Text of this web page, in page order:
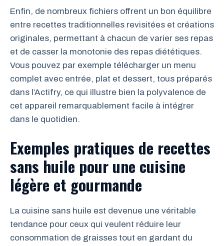
Enfin, de nombreux fichiers offrent un bon équilibre
entre recettes traditionnelles revisitées et créations
originales, permettant à chacun de varier ses repas
et de casser la monotonie des repas diététiques.
Vous pouvez par exemple télécharger un menu
complet avec entrée, plat et dessert, tous préparés
dans l’Actifry, ce qui illustre bien la polyvalence de
cet appareil remarquablement facile à intégrer
dans le quotidien.
Exemples pratiques de recettes
sans huile pour une cuisine
légère et gourmande
La cuisine sans huile est devenue une véritable
tendance pour ceux qui veulent réduire leur
consommation de graisses tout en gardant du